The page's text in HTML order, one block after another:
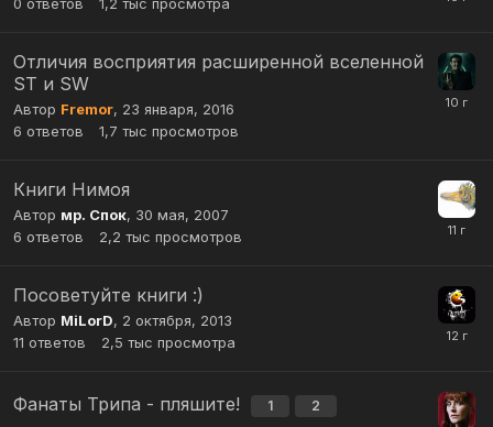
Отличия восприятия расширенной вселенной
ST и SW
Автор Fremor, 23 января, 2016
6 ответов 1,7 тыс просмотров
Книги Нимоя
Автор мр. Спок, 30 мая, 2007
6 ответов 2,2 тыс просмотров
Посоветуйте книги :)
Автор MiLorD, 2 октября, 2013
11 ответов 2,5 тыс просмотра
Фанаты Трипа - пляшите! 1 2